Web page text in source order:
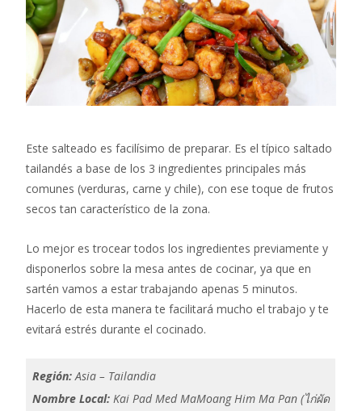
Este salteado es facilísimo de preparar. Es el típico saltado
tailandés a base de los 3 ingredientes principales más
comunes (verduras, carne y chile), con ese toque de frutos
secos tan característico de la zona.
Lo mejor es trocear todos los ingredientes previamente y
disponerlos sobre la mesa antes de cocinar, ya que en
sartén vamos a estar trabajando apenas 5 minutos.
Hacerlo de esta manera te facilitará mucho el trabajo y te
evitará estrés durante el cocinado.
Región: Asia – Tailandia
Nombre Local: Kai Pad Med MaMoang Him Ma Pan (ไก่ผัด